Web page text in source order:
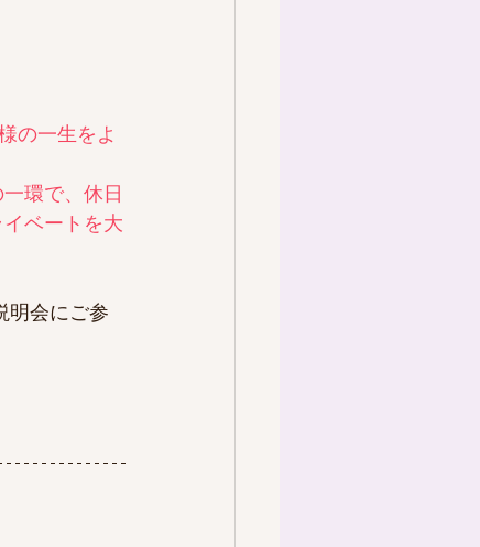
の一生をよ
環で、休日
ベートを大
明会にご参